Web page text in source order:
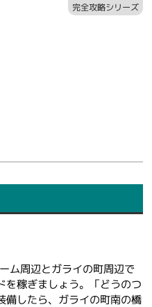
完全攻略シリーズ
ム周辺とガライの町周辺で
を稼ぎましょう。「どうのつ
備したら、ガライの町南の橋